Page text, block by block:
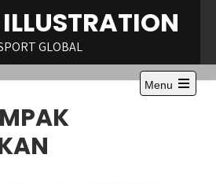
GLOBAL
Menu
Open